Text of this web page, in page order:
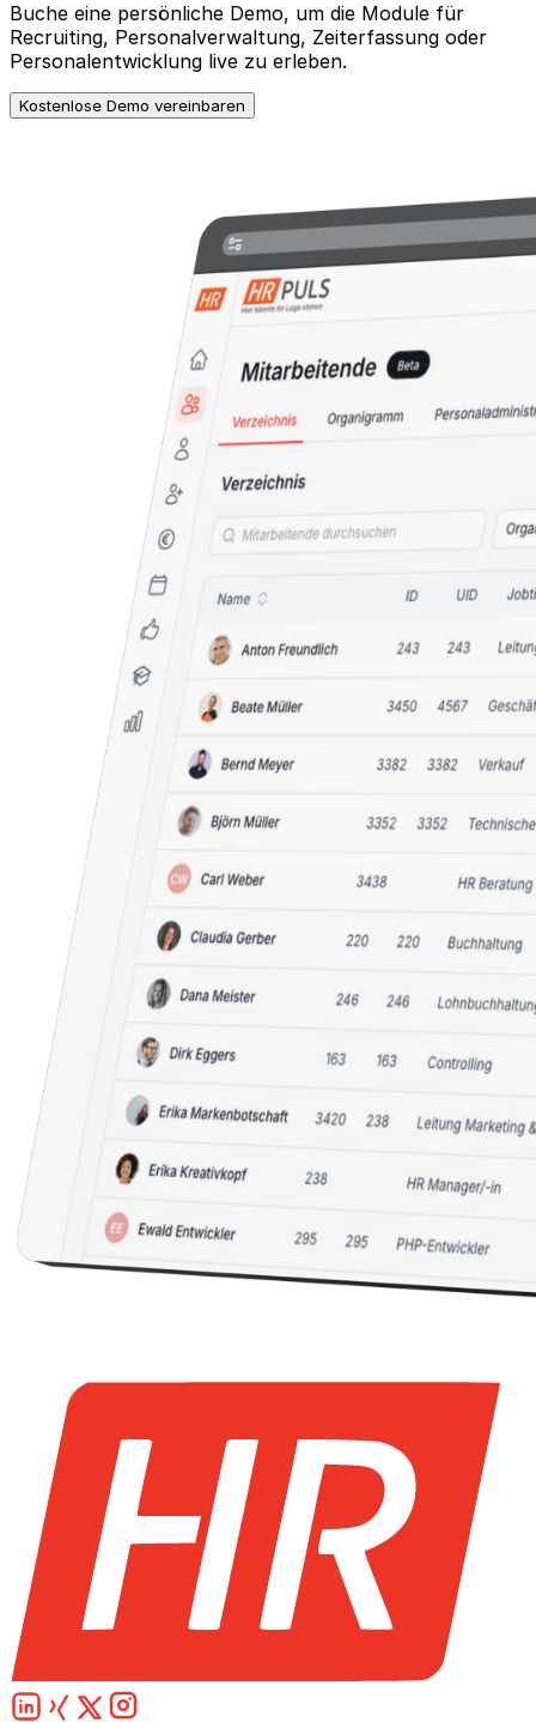
Buche eine persönliche Demo, um die Module für
Recruiting, Personalverwaltung, Zeiterfassung oder
Personalentwicklung live zu erleben.
Kostenlose Demo vereinbaren